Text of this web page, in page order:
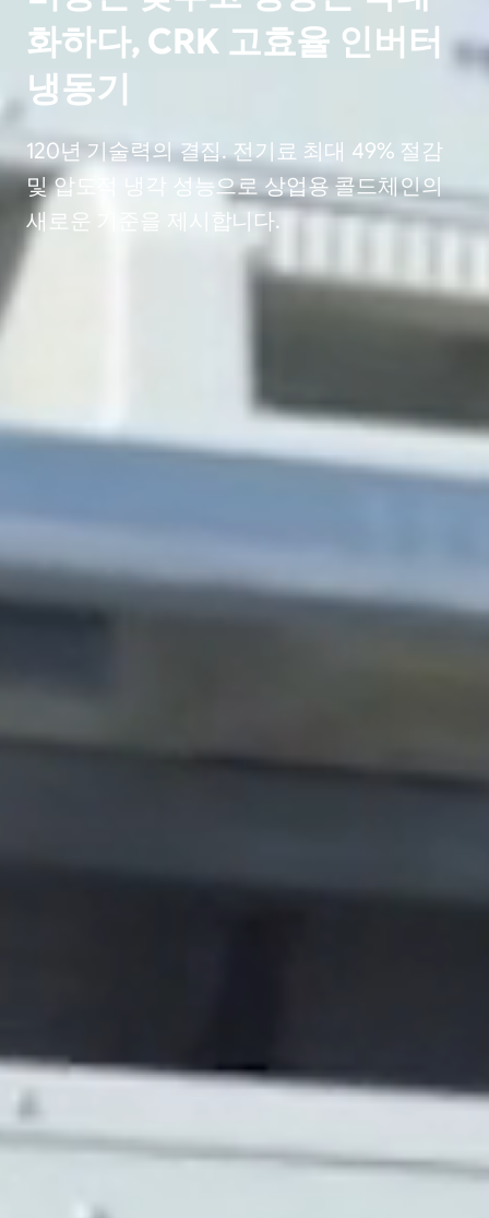
화하다, CRK 고효율 인버터
냉동기
120년 기술력의 결집. 전기료 최대 49% 절감
및 압도적 냉각 성능으로 상업용 콜드체인의
새로운 기준을 제시합니다.